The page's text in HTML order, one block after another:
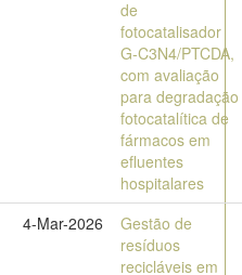
de
fotocatalisador
G-C3N4/PTCDA,
com avaliação
para degradação
fotocatalítica de
fármacos em
efluentes
hospitalares
4-Mar-2026
Gestão de
resíduos
recicláveis em